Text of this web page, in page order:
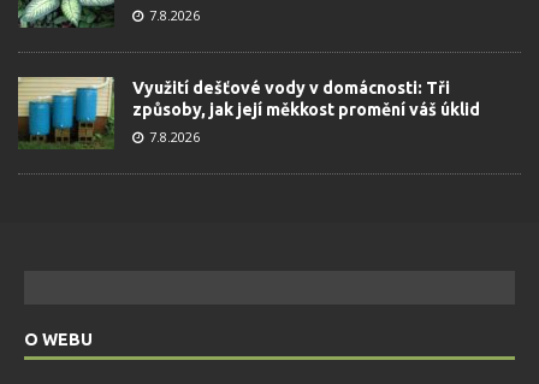
7.8.2026
Využití dešťové vody v domácnosti: Tři
způsoby, jak její měkkost promění váš úklid
7.8.2026
O WEBU